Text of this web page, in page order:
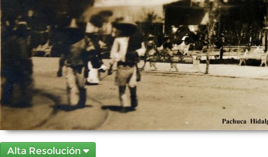
Alta Resolución